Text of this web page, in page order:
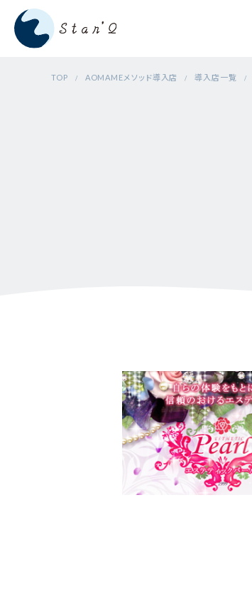
TOP AOMAMEメソッド導入店 導入店一覧